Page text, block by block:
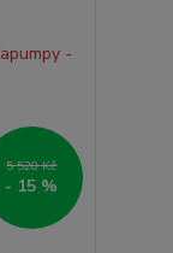
5 520 Kč
- 15 %